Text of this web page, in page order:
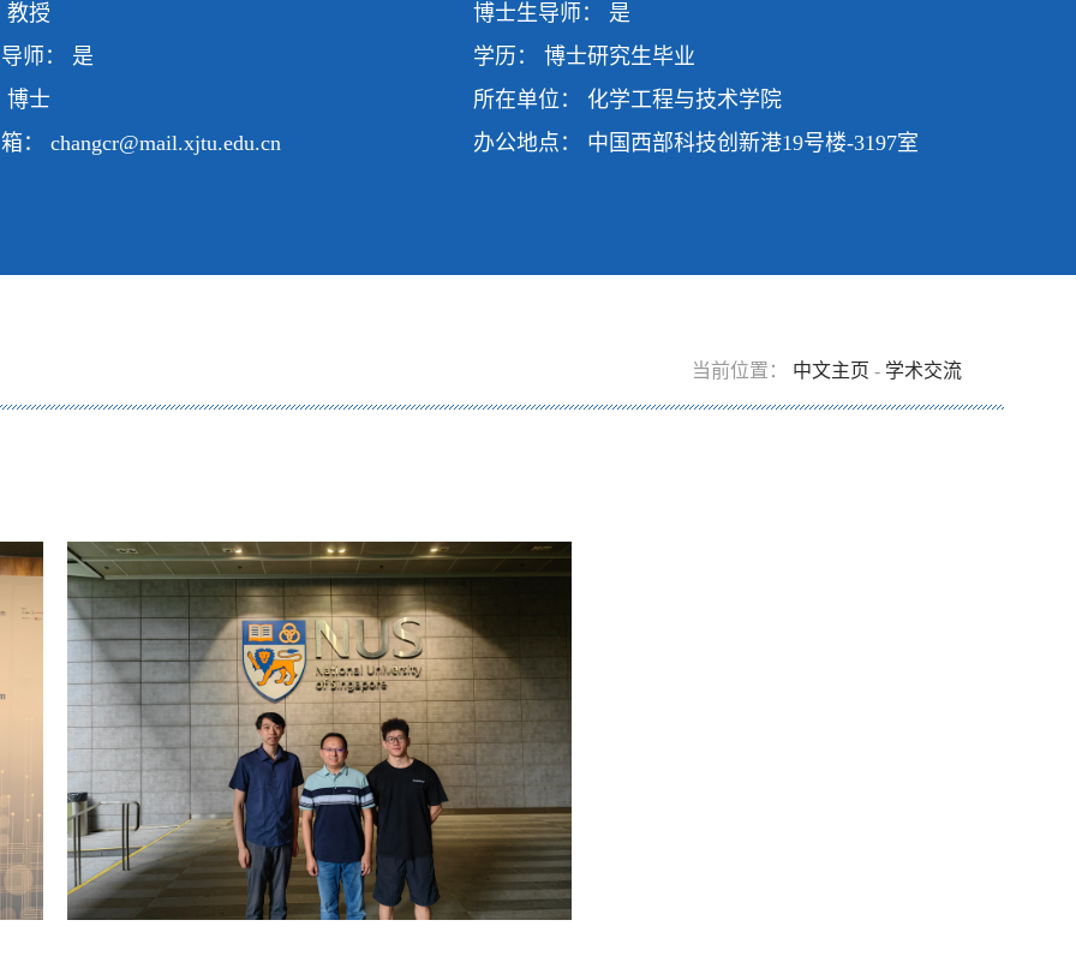
教授
博士生导师： 是
师： 是
学历： 博士研究生毕业
博士
所在单位： 化学工程与技术学院
： changcr@mail.xjtu.edu.cn 办公地点： 中国西部科技创新港19号楼-3197室
当前位置： 中文主页 - 学术交流